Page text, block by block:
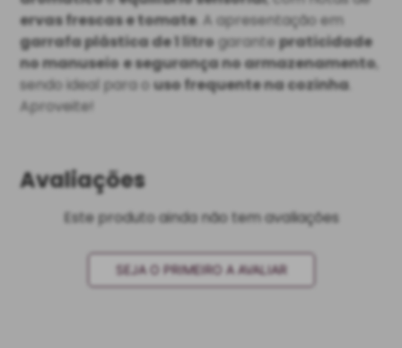
ervas frescas e tomate. A apresentação em
garrafa plástica de 1 litrogarantepraticidade
no manuseioe segurança no armazenamento,
sendo ideal para ouso frequente na cozinha.
Aproveite!
Avaliações
Este produto ainda não tem avaliações
SEJA O PRIMEIRO A AVALIAR